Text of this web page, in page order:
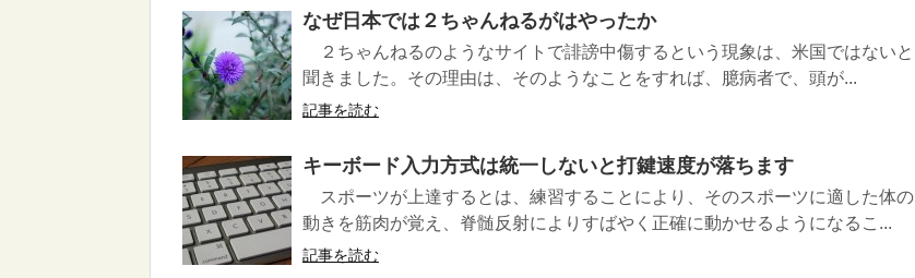
なぜ日本では２ちゃんねるがはやったか
２ちゃんねるのようなサイトで誹謗中傷するという現象は、米国ではないと
聞きました。その理由は、そのようなことをすれば、臆病者で、頭が...
記事を読む
キーボード入力方式は統一しないと打鍵速度が落ちます
スポーツが上達するとは、練習することにより、そのスポーツに適した体の
動きを筋肉が覚え、脊髄反射によりすばやく正確に動かせるようになるこ...
記事を読む